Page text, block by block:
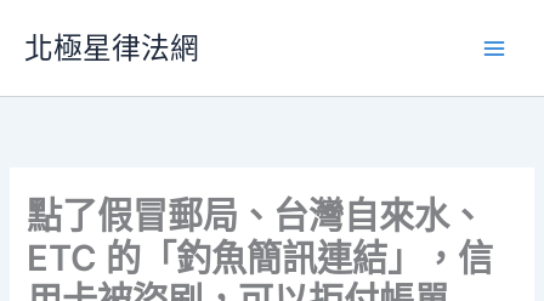
要
北極星律法網
點了假冒郵局、台灣自來水、
ETC 的「釣魚簡訊連結」，信